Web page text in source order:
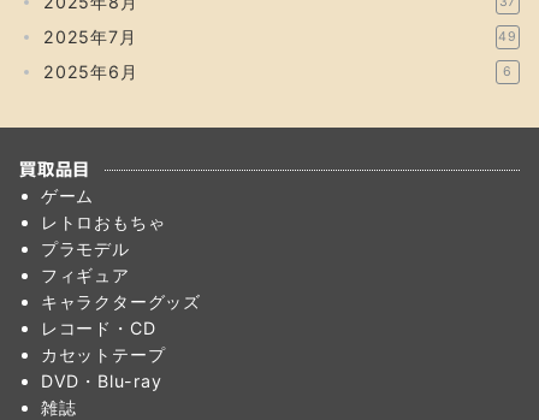
2025年7月 49
2025年6月 6
買取品目
ゲーム
レトロおもちゃ
プラモデル
フィギュア
キャラクターグッズ
レコード・CD
カセットテープ
DVD・Blu-ray
雑誌